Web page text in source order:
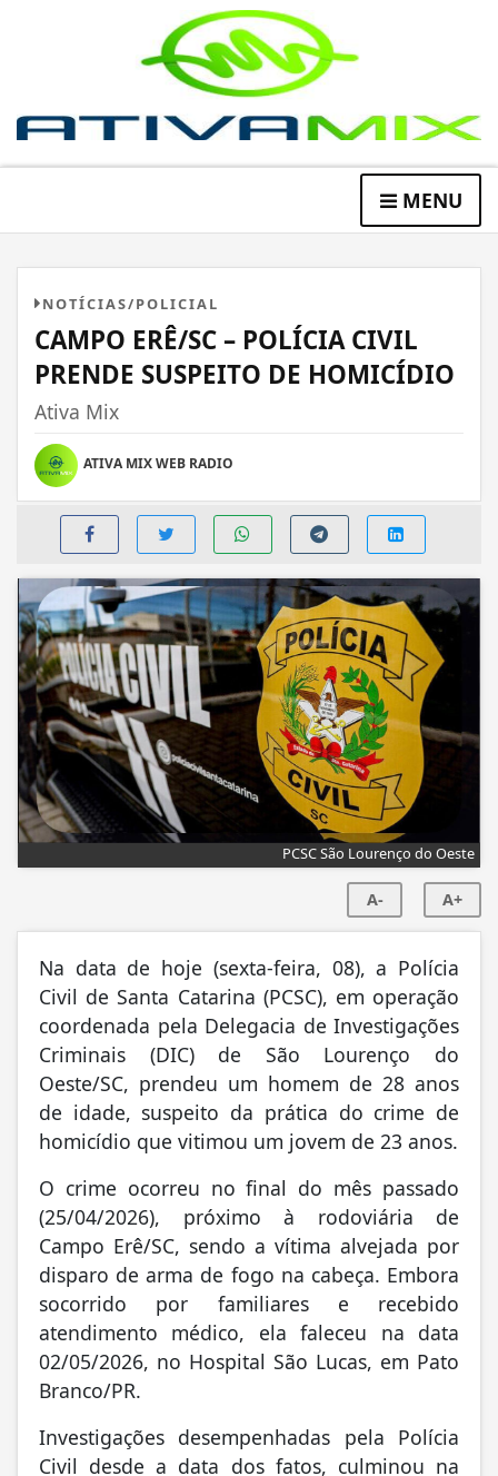
MENU
NOTÍCIAS/POLICIAL
CAMPO ERÊ/SC – POLÍCIA CIVIL
PRENDE SUSPEITO DE HOMICÍDIO
Ativa Mix
ATIVA MIX WEB RADIO
PCSC São Lourenço do Oeste
A- A+
Na data de hoje (sexta-feira, 08), a Polícia
Civil de Santa Catarina (PCSC), em operação
coordenada pela Delegacia de Investigações
Criminais (DIC) de São Lourenço do
Oeste/SC, prendeu um homem de 28 anos
de idade, suspeito da prática do crime de
homicídio que vitimou um jovem de 23 anos.
O crime ocorreu no final do mês passado
(25/04/2026), próximo à rodoviária de
Campo Erê/SC, sendo a vítima alvejada por
disparo de arma de fogo na cabeça. Embora
socorrido por familiares e recebido
atendimento médico, ela faleceu na data
02/05/2026, no Hospital São Lucas, em Pato
Branco/PR.
Investigações desempenhadas pela Polícia
Civil desde a data dos fatos, culminou na